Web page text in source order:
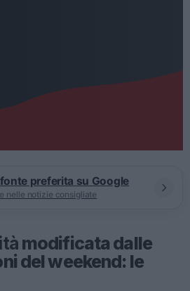
preferita su Google
nelle notizie consigliate
modificata dalle
del weekend: le